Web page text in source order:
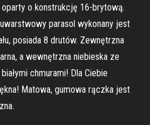
o konstrukcję 16-brytową.
parasol wykonany jest
posiada 8 drutów. Zewnętrzna
a wewnętrzna niebieska ze
chmurami! Dla Ciebie
Matowa, gumowa rączka jest